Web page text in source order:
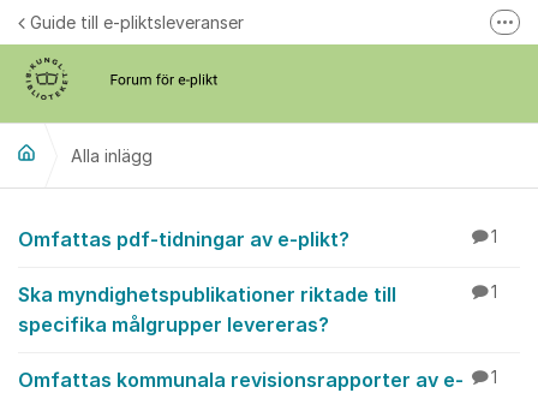
Hoppa till innehåll
Guide till e-pliktsleveranser
Alla inlägg
Alla inlägg
Omfattas pdf-tidningar av e-plikt? 1
Ska myndighetspublikationer riktade till
specifika målgrupper levereras?
1
Omfattas kommunala revisionsrapporter av e-
1